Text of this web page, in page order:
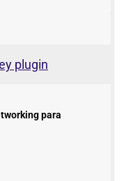
plugin
para